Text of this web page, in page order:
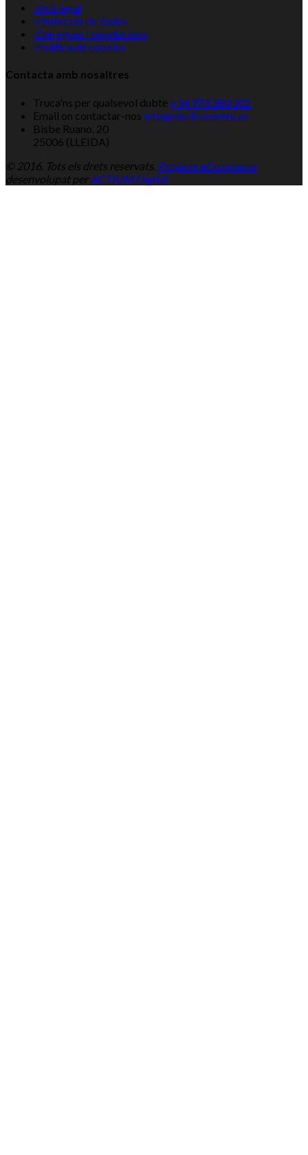
›Avís legal
›Protecció de dades
›Entregues i devolucions
›Política de cookies
Contacta amb nosaltres
Truca'ns per qualsevol dubte +34 973 280 202
Email on contactar-nos info@electrocentre.es
Bisbe Ruano, 20
25006 (LLEIDA)
© 2016. Tots els drets reservats. Projecte eCommerce
desenvolupat perACTIUM Digital